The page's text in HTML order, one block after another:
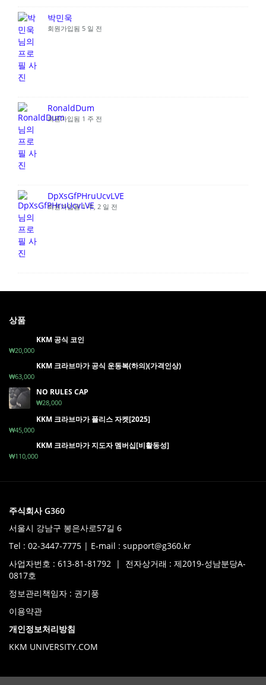
박민욱
회원가입됨 5 일 전
RonaldDum
회원가입됨 1 주 전
DpXsGfPHruUcvLVE
회원가입됨 1 주, 2 일 전
상품
KKM 공식 코인
₩20,000
KKM 크라브마가 공식 운동복(하의)(가격인상)
₩63,000
NO RULES CAP
₩28,000
KKM 크라브마가 플리스 자켓[2025]
₩45,000
KKM 크라브마가 지도자 멤버십[비활동성]
₩110,000
주식회사 G360
서울시 강남구 봉은사로57길 6
Tel : 02-3447-7775 | E-mail : support@g360.kr
사업자번호 : 613-81-81792 | 전자상거래 : 제2019-성남분당A-
0817호
정보관리책임자 : 권기풍
이용약관
개인정보처리방침
KKM UNIVERSITY.COM